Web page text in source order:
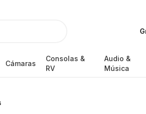
Cámaras
Consolas &
RV
Audio &
Música